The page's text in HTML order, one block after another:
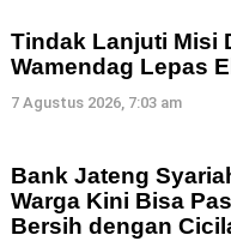
Tindak Lanjuti Misi
Wamendag Lepas
7 Agustus 2026, 7:03 am
Bank Jateng
Warga Kini Bisa
Bersih dengan